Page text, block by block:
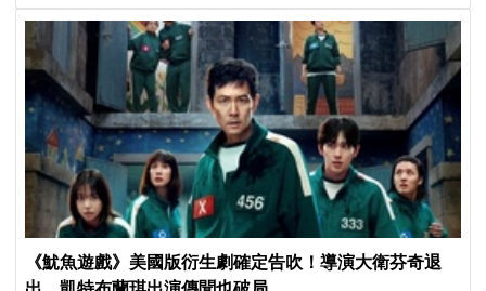
《魷魚遊戲》美國版衍生劇確定告吹！導演大衛芬奇退
出、凱特布蘭琪出演傳聞也破局